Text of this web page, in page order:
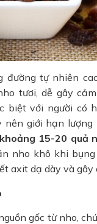
đường tự nhiên
tươi, dễ gây
biệt với người có
nên giới hạn
15-20 quả
nho khô khi
axit dạ dày và gây
gốc từ nho,